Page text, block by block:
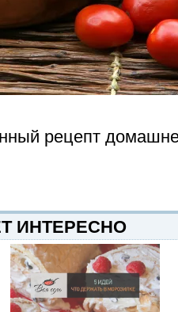
рецепт
ИНТЕРЕСНО